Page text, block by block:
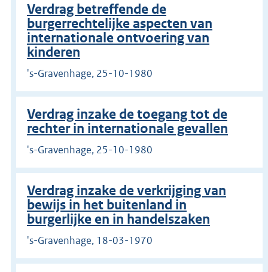
Verdrag betreffende de
burgerrechtelijke aspecten van
internationale ontvoering van
kinderen
's-Gravenhage, 25-10-1980
Verdrag inzake de toegang tot de
rechter in internationale gevallen
's-Gravenhage, 25-10-1980
Verdrag inzake de verkrijging van
bewijs in het buitenland in
burgerlijke en in handelszaken
's-Gravenhage, 18-03-1970